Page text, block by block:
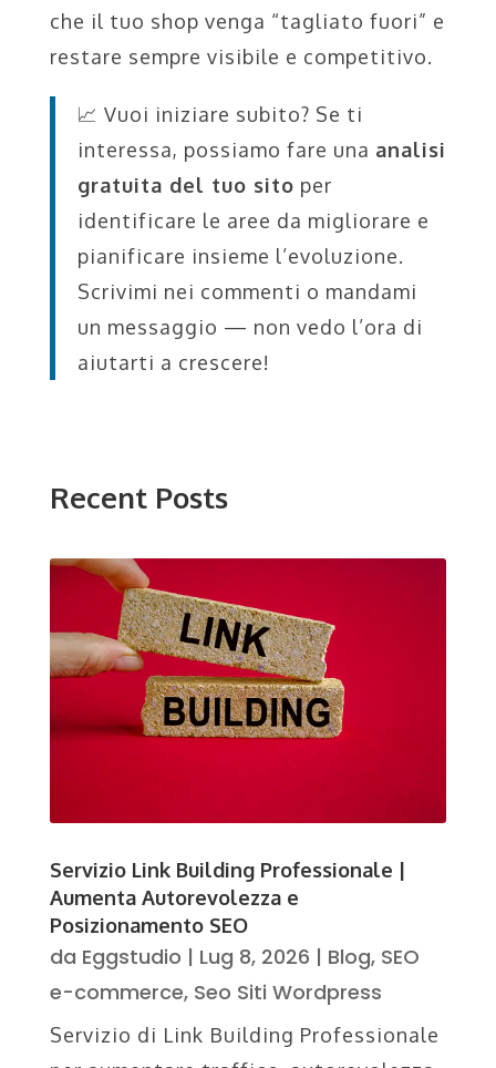
che il tuo shop venga “tagliato fuori” e
restare sempre visibile e competitivo.
📈 Vuoi iniziare subito? Se ti
interessa, possiamo fare una analisi
gratuita del tuo sito per
identificare le aree da migliorare e
pianificare insieme l’evoluzione.
Scrivimi nei commenti o mandami
un messaggio — non vedo l’ora di
aiutarti a crescere!
Recent Posts
Servizio Link Building Professionale |
Aumenta Autorevolezza e
Posizionamento SEO
da Eggstudio | Lug 8, 2026 | Blog, SEO
e-commerce, Seo Siti Wordpress
Servizio di Link Building Professionale